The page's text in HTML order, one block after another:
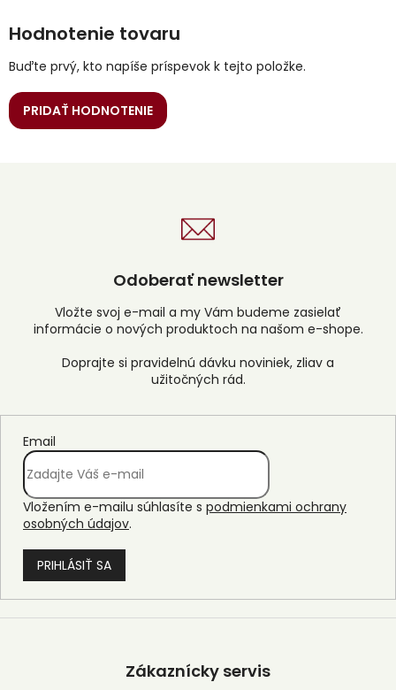
Hodnotenie tovaru
Buďte prvý, kto napíše príspevok k tejto položke.
PRIDAŤ HODNOTENIE
Odoberať newsletter
Vložte svoj e-mail a my Vám budeme zasielať
informácie o nových produktoch na našom e-shope.
Email
Vložením e-mailu súhlasíte s podmienkami ochrany
osobných údajov.
PRIHLÁSIŤ SA
Z
Zákaznícky servis